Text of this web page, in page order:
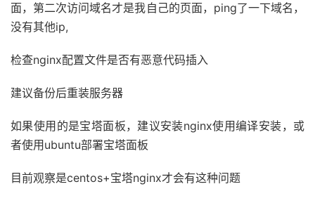
面，第二次访问域名才是我自己的页面，ping了一下域名，
没有其他ip,
检查nginx配置文件是否有恶意代码插入
建议备份后重装服务器
如果使用的是宝塔面板，建议安装nginx使用编译安装，或
者使用ubuntu部署宝塔面板
目前观察是centos+宝塔nginx才会有这种问题